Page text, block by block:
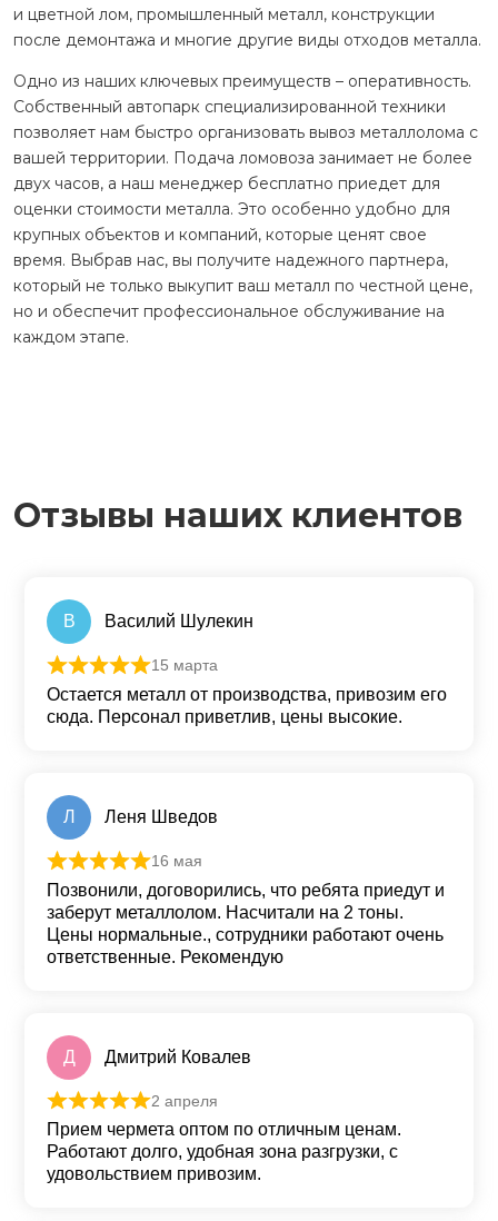
и цветной лом, промышленный металл, конструкции
после демонтажа и многие другие виды отходов металла.
Одно из наших ключевых преимуществ – оперативность.
Собственный автопарк специализированной техники
позволяет нам быстро организовать вывоз металлолома с
вашей территории. Подача ломовоза занимает не более
двух часов, а наш менеджер бесплатно приедет для
оценки стоимости металла. Это особенно удобно для
крупных объектов и компаний, которые ценят свое
время. Выбрав нас, вы получите надежного партнера,
который не только выкупит ваш металл по честной цене,
но и обеспечит профессиональное обслуживание на
каждом этапе.
Отзывы наших клиентов
В Василий Шулекин
Оценка из 5
15 марта
Остается металл от производства, привозим его
сюда. Персонал приветлив, цены высокие.
Л Леня Шведов
Оценка
16 мая
Позвонили, договорились, что ребята приедут и
заберут металлолом. Насчитали на 2 тоны.
Цены нормальные., сотрудники работают очень
ответственные. Рекомендую
Д Дмитрий Ковалев
Оценка из 5
2 апреля
Прием чермета оптом по отличным ценам.
Работают долго, удобная зона разгрузки, с
удовольствием привозим.